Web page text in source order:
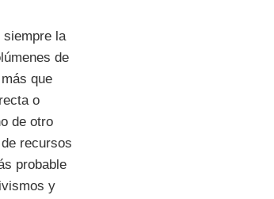
la
de
que
o
de otro
recursos
probable
y